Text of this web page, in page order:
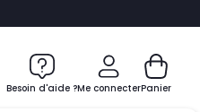
Besoin d'aide ?Me connecterPanier